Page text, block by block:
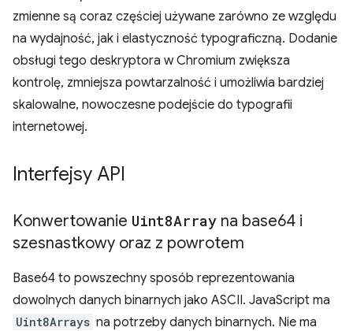
zmienne są coraz częściej używane zarówno ze względu
na wydajność, jak i elastyczność typograficzną. Dodanie
obsługi tego deskryptora w Chromium zwiększa
kontrolę, zmniejsza powtarzalność i umożliwia bardziej
skalowalne, nowoczesne podejście do typografii
internetowej.
Interfejsy API
Konwertowanie Uint8Array na base64 i
szesnastkowy oraz z powrotem
Base64 to powszechny sposób reprezentowania
dowolnych danych binarnych jako ASCII. JavaScript ma
Uint8Arrays na potrzeby danych binarnych. Nie ma